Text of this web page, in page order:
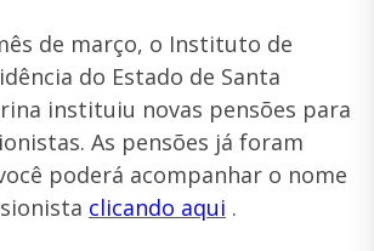
de março, o Instituto de
do Estado de Santa
instituiu novas pensões para
As pensões já foram
poderá acompanhar o nome
clicando aqui .